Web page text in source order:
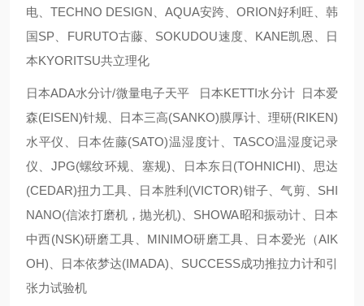
电、TECHNO DESIGN、AQUA安跨、ORION好利旺、韩
国SP、FURUTO古藤、SOKUDOU速度、KANE凯恩、日
本KYORITSU共立理化
日本ADA水分计/微量电子天平 日本KETTI水分计 日本爱
森(EISEN)针规、日本三高(SANKO)膜厚计、理研(RIKEN)
水平仪、日本佐藤(SATO)温湿度计、TASCO温湿度记录
仪、JPG(螺纹环规、塞规)、日本东日(TOHNICHI)、思达
(CEDAR)扭力工具、日本胜利(VICTOR)钳子、气剪、SHI
NANO(信浓打磨机，抛光机)、SHOWA昭和振动计、日本
中西(NSK)研磨工具、MINIMO研磨工具、日本爱光（AIK
OH)、日本依梦达(IMADA)、SUCCESS成功推拉力计和引
张力试验机